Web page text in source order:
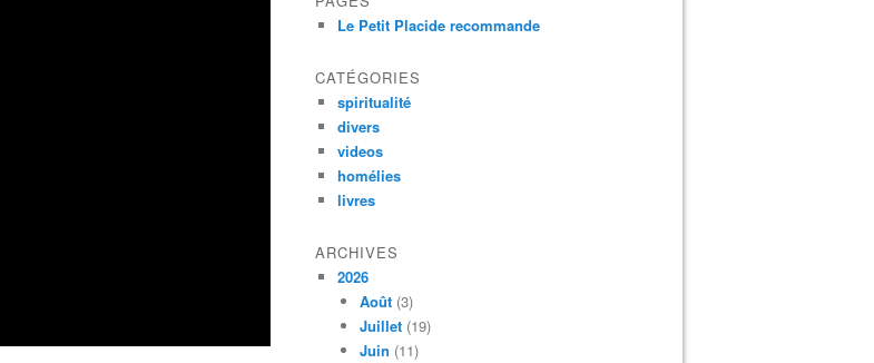
Le Petit Placide recommande
CATÉGORIES
spiritualité
divers
videos
homélies
livres
ARCHIVES
2026
Août (3)
Juillet (19)
Juin (11)